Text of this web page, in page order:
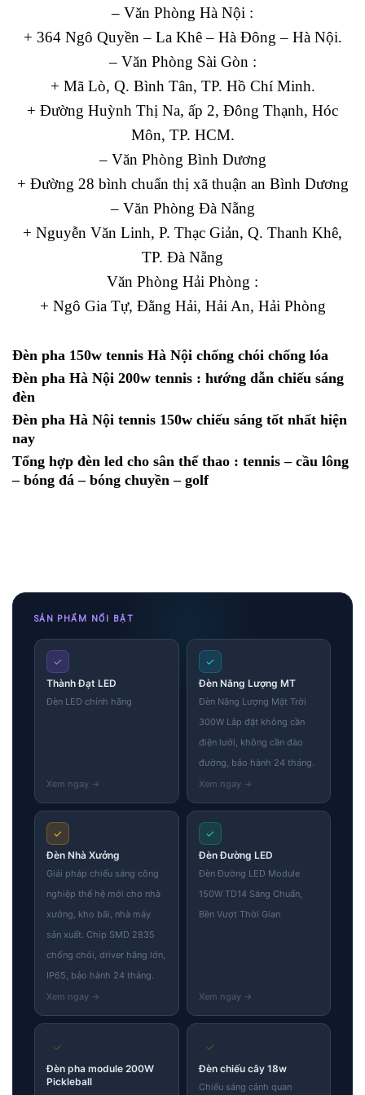
– Văn Phòng Hà Nội :
+ 364 Ngô Quyền – La Khê – Hà Đông – Hà Nội.
– Văn Phòng Sài Gòn :
+ Mã Lò, Q. Bình Tân, TP. Hồ Chí Minh.
+ Đường Huỳnh Thị Na, ấp 2, Đông Thạnh, Hóc
Môn, TP. HCM.
– Văn Phòng Bình Dương
+ Đường 28 bình chuẩn thị xã thuận an Bình Dương
– Văn Phòng Đà Nẵng
+ Nguyễn Văn Linh, P. Thạc Giản, Q. Thanh Khê,
TP. Đà Nẵng
Văn Phòng Hải Phòng :
+ Ngô Gia Tự, Đằng Hải, Hải An, Hải Phòng
Đèn pha 150w tennis Hà Nội chống chói chống lóa
Đèn pha Hà Nội 200w tennis : hướng dẫn chiếu sáng
đèn
Đèn pha Hà Nội tennis 150w chiếu sáng tốt nhất hiện
nay
Tổng hợp đèn led cho sân thể thao : tennis – cầu lông
– bóng đá – bóng chuyền – golf
SẢN PHẨM NỔI BẬT
✓
Thành Đạt LED
Đèn LED chính hãng
✓
Đèn Năng Lượng MT
Đèn Năng Lượng Mặt Trời
300W Lắp đặt không cần
điện lưới, không cần đào
đường, bảo hành 24 tháng.
✓
Đèn Nhà Xưởng
Giải pháp chiếu sáng công
nghiệp thế hệ mới cho nhà
xưởng, kho bãi, nhà máy
sản xuất. Chip SMD 2835
chống chói, driver hãng lớn,
IP65, bảo hành 24 tháng.
✓
Đèn Đường LED
Đèn Đường LED Module
150W TD14 Sáng Chuẩn,
Bền Vượt Thời Gian
✓
Đèn pha module 200W
Pickleball
✓
Đèn chiếu cây 18w
Chiếu sáng cảnh quan